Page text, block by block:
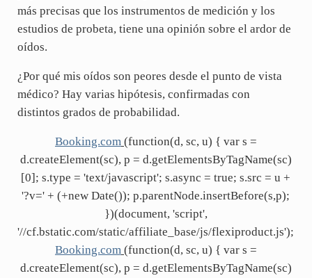
más precisas que los instrumentos de medición y los
estudios de probeta, tiene una opinión sobre el ardor de
oídos.
¿Por qué mis oídos son peores desde el punto de vista
médico? Hay varias hipótesis, confirmadas con
distintos grados de probabilidad.
Booking.com (function(d, sc, u) { var s =
d.createElement(sc), p = d.getElementsByTagName(sc)
[0]; s.type = 'text/javascript'; s.async = true; s.src = u +
'?v=' + (+new Date()); p.parentNode.insertBefore(s,p);
})(document, 'script',
'//cf.bstatic.com/static/affiliate_base/js/flexiproduct.js');
Booking.com (function(d, sc, u) { var s =
d.createElement(sc), p = d.getElementsByTagName(sc)